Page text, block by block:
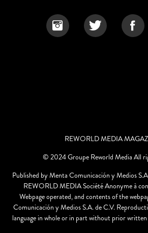
© 2024 Groupe Reworld Media All
Published by Menta Comunicación y Medios
REWORLD MEDIA Société Anonyme à
Webpage operated, and contents of the
Comunicación y Medios S.A. de C.V.
language in whole or in part without prior written